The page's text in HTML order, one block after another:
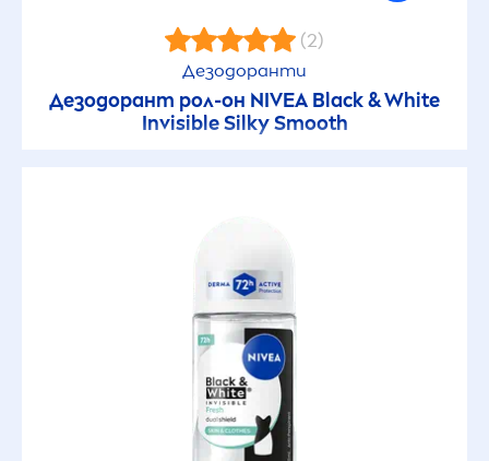
(2)
Дезодоранти
Дезодорант рол-он NIVEA Black&White
Invisible Silky Smooth